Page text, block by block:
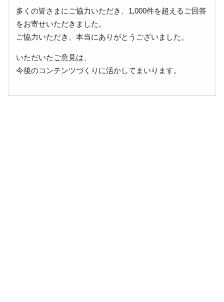
多くの皆さまにご協力いただき、1,000件を超えるご回答
をお寄せいただきました。
ご協力いただき、本当にありがとうございました。
いただいたご意見は、
今後のコンテンツづくりに活かしてまいります。